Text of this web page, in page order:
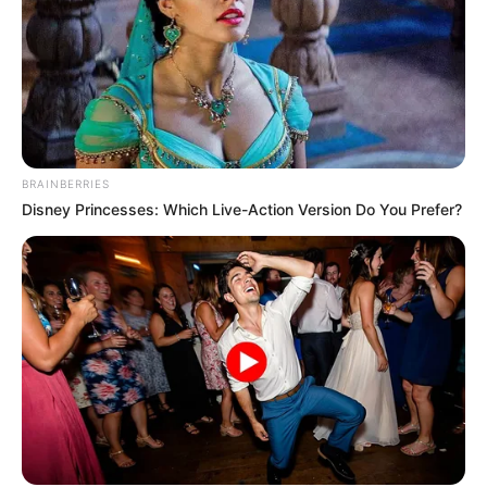
E, concluindo a nota
, foi afirmado que "nesse mesmo intuito,
fizemos encaminhamentos para as lutas em 2023, e fortalecimento
da CONACS e FEDACSE para lutas e solicitações das leis na
Bahia. Assim, o SINDIACSCER cumpre sua última assembleia do
ano de 2022 com um saldo positivo de muitas conquistas na cidade
BRAINBERRIES
Disney Princesses: Which Live-Action Version Do You Prefer?